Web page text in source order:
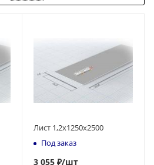
Лист 1,2х1250х2500
Под заказ
3 055 ₽/шт